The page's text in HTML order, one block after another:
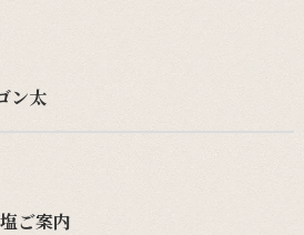
ン太
ご案内